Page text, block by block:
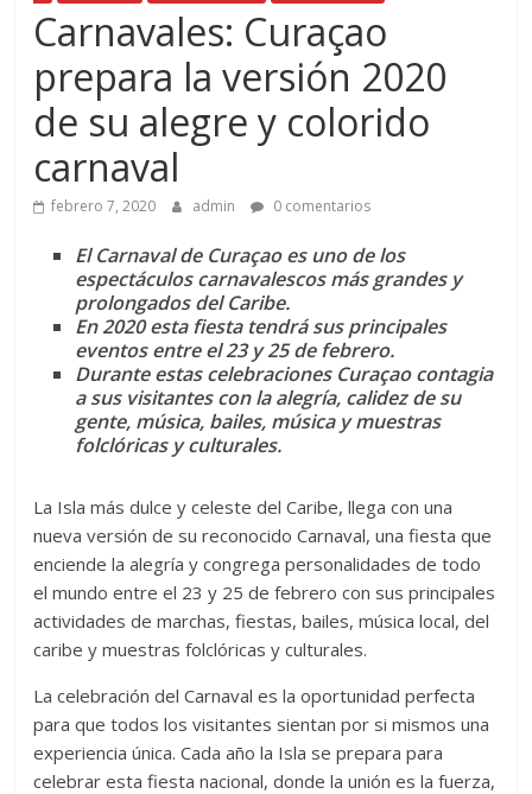
Carnavales: Curaçao
prepara la versión 2020
de su alegre y colorido
carnaval
febrero 7, 2020 admin 0 comentarios
El Carnaval de Curaçao es uno de los
espectáculos carnavalescos más grandes y
prolongados del Caribe.
En 2020 esta fiesta tendrá sus principales
eventos entre el 23 y 25 de febrero.
Durante estas celebraciones Curaçao contagia
a sus visitantes con la alegría, calidez de su
gente, música, bailes, música y muestras
folclóricas y culturales.
La Isla más dulce y celeste del Caribe, llega con una
nueva versión de su reconocido Carnaval, una fiesta que
enciende la alegría y congrega personalidades de todo
el mundo entre el 23 y 25 de febrero con sus principales
actividades de marchas, fiestas, bailes, música local, del
caribe y muestras folclóricas y culturales.
La celebración del Carnaval es la oportunidad perfecta
para que todos los visitantes sientan por si mismos una
experiencia única. Cada año la Isla se prepara para
celebrar esta fiesta nacional, donde la unión es la fuerza,